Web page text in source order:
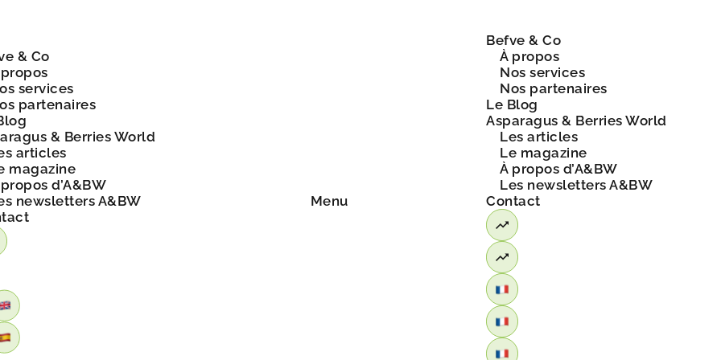
& Co
services
partenaires
& Berries World
articles
magazine
d’A&BW
newsletters A&BW
Menu
Befve & Co
À propos
Nos services
Nos partenaires
Le Blog
Asparagus & Berries World
Les articles
Le magazine
À propos d’A&BW
Les newsletters A&BW
Contact